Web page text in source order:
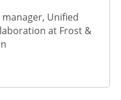
Unified
at Frost &